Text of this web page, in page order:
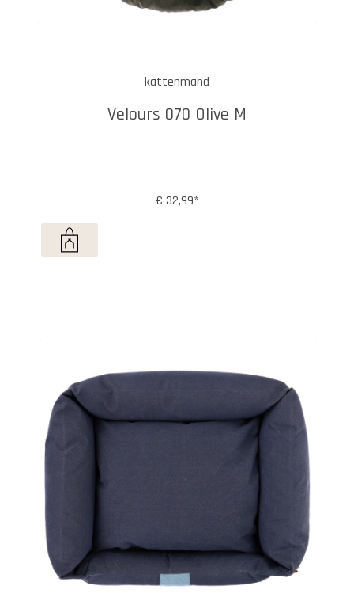
kattenmand
Velours 070 Olive M
€ 32,99*